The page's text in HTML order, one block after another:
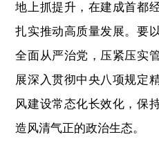
地上抓提升，在建成首都
扎实推动高质量发展。要
全面从严治党，压紧压实
展深入贯彻中央八项规定
风建设常态化长效化，保
造风清气正的政治生态。